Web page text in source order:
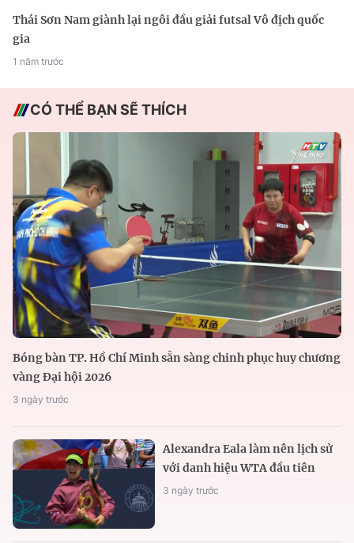
Thái Sơn Nam giành lại ngôi đầu giải futsal Vô địch quốc
gia
1 năm trước
CÓ THỂ BẠN SẼ THÍCH
Bóng bàn TP. Hồ Chí Minh sẵn sàng chinh phục huy chương
vàng Đại hội 2026
3 ngày trước
Alexandra Eala làm nên lịch sử
với danh hiệu WTA đầu tiên
3 ngày trước